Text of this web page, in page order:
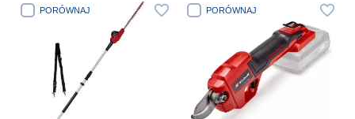
PORÓWNAJ PORÓWNAJ